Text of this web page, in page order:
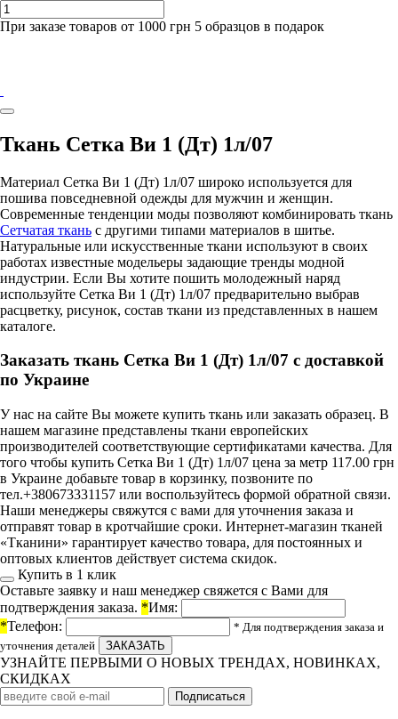
При заказе товаров от 1000 грн 5 образцов в подарок
Ткань Сетка Ви 1 (Дт) 1л/07
Материал Сетка Ви 1 (Дт) 1л/07 широко используется для
пошива повседневной одежды для мужчин и женщин.
Современные тенденции моды позволяют комбинировать ткань
Сетчатая ткань с другими типами материалов в шитье.
Натуральные или искусственные ткани используют в своих
работах известные модельеры задающие тренды модной
индустрии. Если Вы хотите пошить молодежный наряд
используйте Сетка Ви 1 (Дт) 1л/07 предварительно выбрав
расцветку, рисунок, состав ткани из представленных в нашем
каталоге.
Заказать ткань Сетка Ви 1 (Дт) 1л/07 с доставкой
по Украине
У нас на сайте Вы можете купить ткань или заказать образец. В
нашем магазине представлены ткани европейских
производителей соответствующие сертификатами качества. Для
того чтобы купить Сетка Ви 1 (Дт) 1л/07 цена за метр 117.00 грн
в Украине добавьте товар в корзинку, позвоните по
тел.+380673331157 или воспользуйтесь формой обратной связи.
Наши менеджеры свяжутся с вами для уточнения заказа и
отправят товар в кротчайшие сроки. Интернет-магазин тканей
«Тканини» гарантирует качество товара, для постоянных и
оптовых клиентов действует система скидок.
Купить в 1 клик
Оставьте заявку и наш менеджер свяжется с Вами для
подтверждения заказа. *Имя:
*Телефон:
* Для подтверждения заказа и
уточнения деталей
УЗНАЙТЕ ПЕРВЫМИ О НОВЫХ ТРЕНДАХ, НОВИНКАХ,
СКИДКАХ